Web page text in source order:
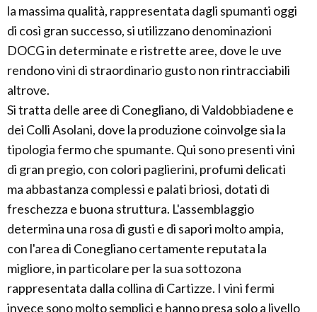
la massima qualità, rappresentata dagli spumanti oggi
di così gran successo, si utilizzano denominazioni
DOCG in determinate e ristrette aree, dove le uve
rendono vini di straordinario gusto non rintracciabili
altrove.
Si tratta delle aree di Conegliano, di Valdobbiadene e
dei Colli Asolani, dove la produzione coinvolge sia la
tipologia fermo che spumante. Qui sono presenti vini
di gran pregio, con colori paglierini, profumi delicati
ma abbastanza complessi e palati briosi, dotati di
freschezza e buona struttura. L'assemblaggio
determina una rosa di gusti e di sapori molto ampia,
con l'area di Conegliano certamente reputata la
migliore, in particolare per la sua sottozona
rappresentata dalla collina di Cartizze. I vini fermi
invece sono molto semplici e hanno presa solo a livello